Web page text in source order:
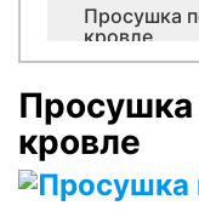
Просушка
кровле
Просушка
Просушка
Просушка
кровле